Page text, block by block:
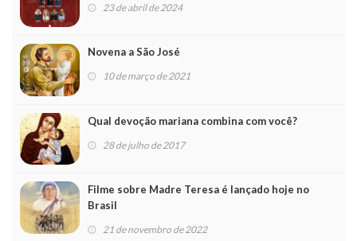
23 de abril de 2024
Novena a São José
10 de março de 2021
Qual devoção mariana combina com você?
28 de julho de 2017
Filme sobre Madre Teresa é lançado hoje no
Brasil
21 de novembro de 2022